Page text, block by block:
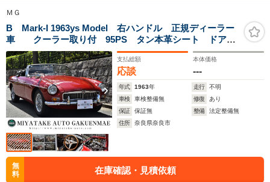
ＭＧ
B Mark-I 1963ys Model 右ハンドル 正規ディーラー
車 クーラー取り付 95PS タン本革シート ドアア
ウタープルハンドル ウッドパネル 外装レストア済
タンレザーシート クーラー付き タータンレッド 純
正フェンダーミラー
支払総額
応談
本体価格
---
年式 1963年 走行
不明
車検
車検整備無 修復
あり
保証
保証無 整備
法定整備無
住所
奈良県奈良市
無
料
在庫確認・見積依頼